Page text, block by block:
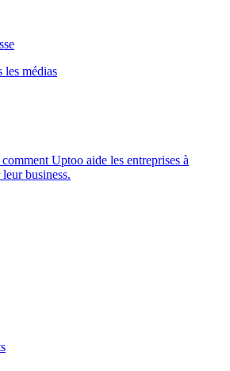
les médias
Uptoo aide les entreprises à
business.